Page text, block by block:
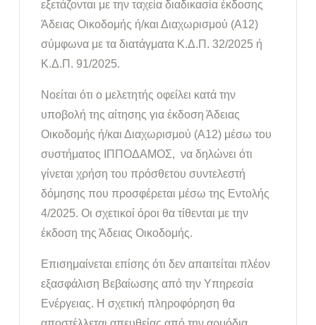
εξετάζονται με την ταχεία διαδικασία έκδοσης
Άδειας Οικοδομής ή/και Διαχωρισμού (Α12)
σύμφωνα με τα διατάγματα Κ.Δ.Π. 32/2025 ή
Κ.Δ.Π. 91/2025.
Νοείται ότι ο μελετητής οφείλει κατά την
υποβολή της αίτησης για έκδοση Άδειας
Οικοδομής ή/και Διαχωρισμού (Α12) μέσω του
συστήματος ΙΠΠΟΔΑΜΟΣ, να δηλώνει ότι
γίνεται χρήση του πρόσθετου συντελεστή
δόμησης που προσφέρεται μέσω της Εντολής
4/2025. Οι σχετικοί όροι θα τίθενται με την
έκδοση της Άδειας Οικοδομής.
Επισημαίνεται επίσης ότι δεν απαιτείται πλέον
εξασφάλιση Βεβαίωσης από την Υπηρεσία
Ενέργειας. Η σχετική πληροφόρηση θα